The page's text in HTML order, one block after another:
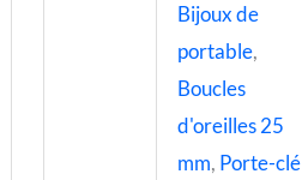
Bijoux de
portable,
Boucles
d'oreilles 25
mm, Porte-clé